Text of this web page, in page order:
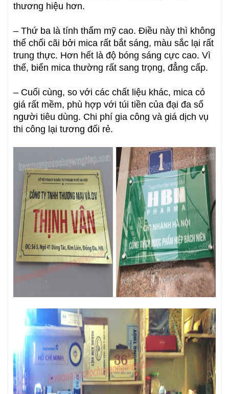
thương hiệu hơn.
– Thứ ba là tính thẩm mỹ cao. Điều này thì không
thể chối cãi bởi mica rất bắt sáng, màu sắc lại rất
trung thực. Hơn hết là độ bóng sáng cực cao. Vì
thế, biển mica thường rất sang trọng, đẳng cấp.
– Cuối cùng, so với các chất liệu khác, mica có
giá rất mềm, phù hợp với túi tiền của đại đa số
người tiêu dùng. Chi phí gia công và giá dịch vụ
thi công lại tương đối rẻ.